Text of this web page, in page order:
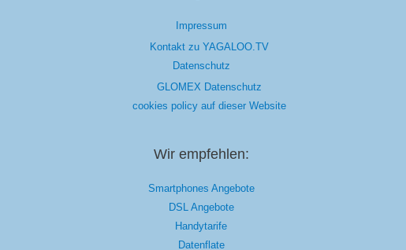
Impressum
Kontakt zu YAGALOO.TV
Datenschutz
GLOMEX Datenschutz
cookies policy auf dieser Website
Wir empfehlen:
Smartphones Angebote
DSL Angebote
Handytarife
Datenflate